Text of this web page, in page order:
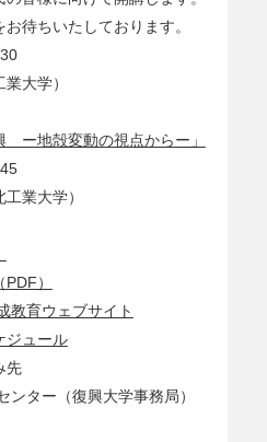
待ちいたしております。
大学）
ー地殻変動の視点からー」
業大学）
）
教育ウェブサイト
ジュール
先
ター（復興大学事務局）